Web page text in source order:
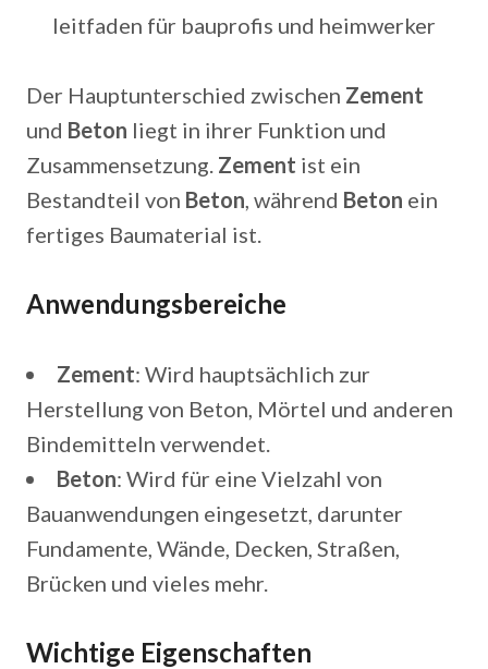
Der Hauptunterschied zwischen Zement
und Beton liegt in ihrer Funktion und
Zusammensetzung. Zement ist ein
Bestandteil von Beton, während Beton ein
fertiges Baumaterial ist.
Anwendungsbereiche
Zement: Wird hauptsächlich zur
Herstellung von Beton, Mörtel und anderen
Bindemitteln verwendet.
Beton: Wird für eine Vielzahl von
Bauanwendungen eingesetzt, darunter
Fundamente, Wände, Decken, Straßen,
Brücken und vieles mehr.
Wichtige Eigenschaften